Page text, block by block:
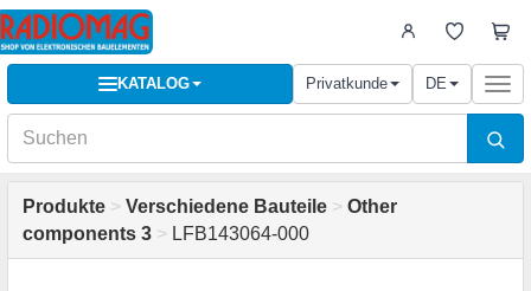
KATALOG Privatkunde DE
Produkte > Verschiedene Bauteile > Other
components 3 > LFB143064-000